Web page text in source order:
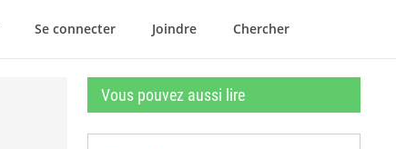
Se connecter Joindre Chercher
Vous pouvez aussi lire